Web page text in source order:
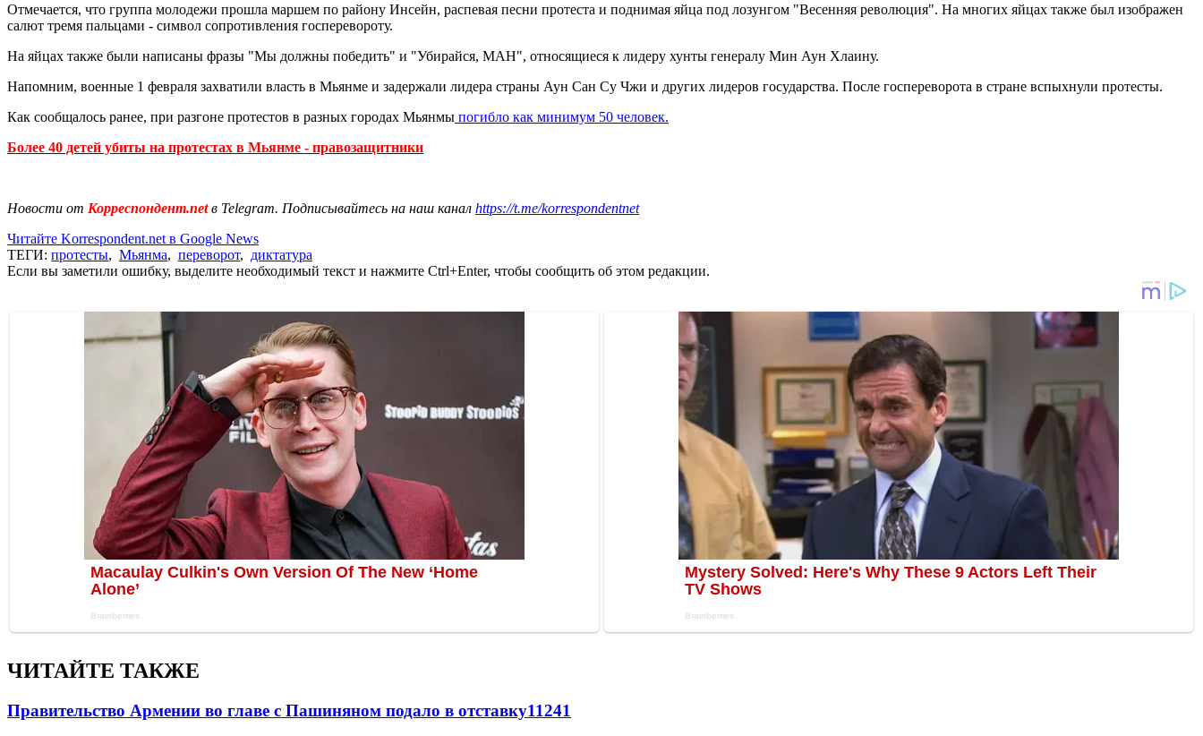
Отмечается, что группа молодежи прошла маршем по району Инсейн, распевая песни протеста и поднимая яйца под лозунгом "Весенняя революция". На многих яйцах также был изображен
салют тремя пальцами - символ сопротивления госперевороту.
На яйцах также были написаны фразы "Мы должны победить" и "Убирайся, MAH", относящиеся к лидеру хунты генералу Мин Аун Хлаину.
Напомним, военные 1 февраля захватили власть в Мьянме и задержали лидера страны Аун Сан Су Чжи и других лидеров государства. После госпереворота в стране вспыхнули протесты.
Как сообщалось ранее, при разгоне протестов в разных городах Мьянмы погибло как минимум 50 человек.
Более 40 детей убиты на протестах в Мьянме - правозащитники
Новости от Корреспондент.netв Telegram. Подписывайтесь на наш канал https://t.me/korrespondentnet
Читайте Korrespondent.net в Google News
ТЕГИ: протесты, Мьянма, переворот, диктатура
Если вы заметили ошибку, выделите необходимый текст и нажмите Ctrl+Enter, чтобы сообщить об этом редакции.
ЧИТАЙТЕ ТАКЖЕ
Правительство Армении во главе с Пашиняном подало в отставку11241